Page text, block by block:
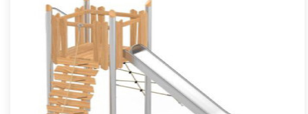
Structure de jeu Robinox 109
La combinaison Robinox 109 est une structure multi-activités
pour aire de jeux extérieur de la gamme Robinox. Associant sur
s..
Offre partenaire